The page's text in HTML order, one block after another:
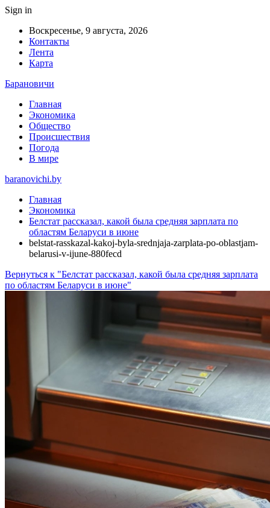
Sign in
Воскресенье, 9 августа, 2026
Контакты
Лента
Карта
Барановичи
Главная
Экономика
Общество
Происшествия
Погода
В мире
baranovichi.by
Главная
Экономика
Белстат рассказал, какой была средняя зарплата по
областям Беларуси в июне
belstat-rasskazal-kakoj-byla-srednjaja-zarplata-po-oblastjam-
belarusi-v-ijune-880fecd
Вернуться к "Белстат рассказал, какой была средняя зарплата
по областям Беларуси в июне"